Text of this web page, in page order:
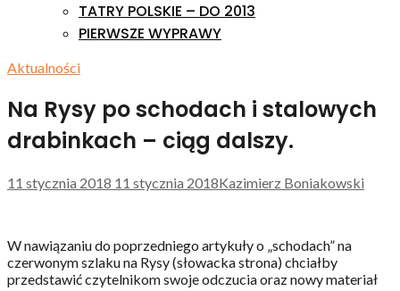
TATRY POLSKIE – DO 2013
PIERWSZE WYPRAWY
Aktualności
Na Rysy po schodach i stalowych
drabinkach – ciąg dalszy.
11 stycznia 2018 11 stycznia 2018Kazimierz Boniakowski
W nawiązaniu do poprzedniego artykuły o „schodach” na
czerwonym szlaku na Rysy (słowacka strona) chciałby
przedstawić czytelnikom swoje odczucia oraz nowy materiał